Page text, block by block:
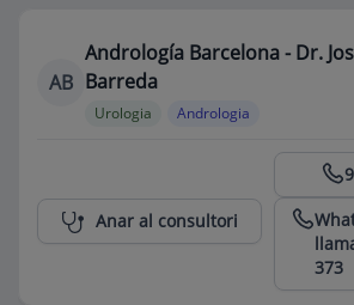
AB
Andrología Barcelona - Dr.
Barreda
Urologia Andrologia
373
Anar al consultori